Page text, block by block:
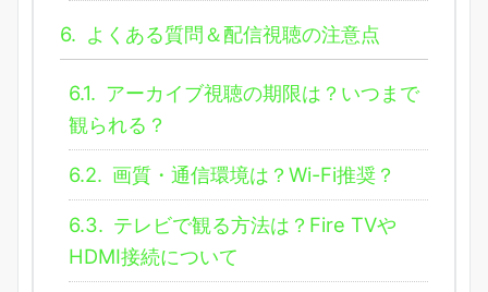
6. よくある質問＆配信視聴の注意点
6.1. アーカイブ視聴の期限は？いつまで
観られる？
6.2. 画質・通信環境は？Wi-Fi推奨？
6.3. テレビで観る方法は？Fire TVや
HDMI接続について